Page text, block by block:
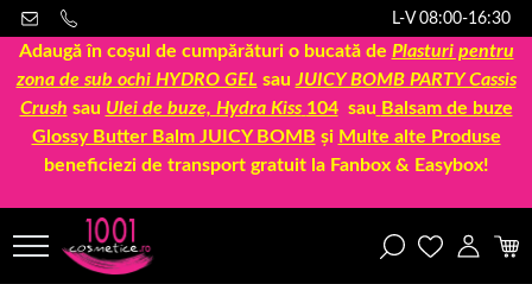
L-V 08:00-16:30
Adaugă în coșul de cumpărături o bucată de Plasturi pentru
zona de sub ochi HYDRO GEL sau JUICY BOMB PARTY Cassis
Crush sau Ulei de buze, Hydra Kiss 104sau Balsam de buze
Glossy Butter Balm JUICY BOMB și Multe alte Produse
beneficiezi de transport gratuit la Fanbox & Easybox!